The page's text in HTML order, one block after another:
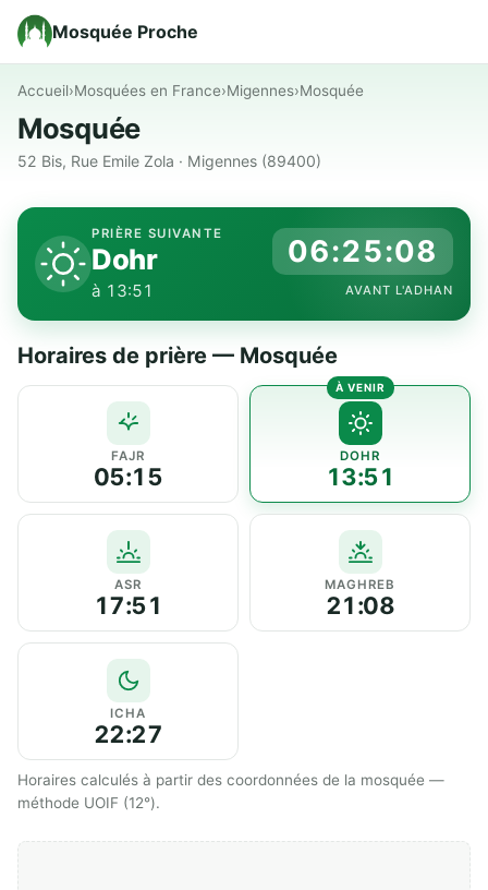
Mosquée Proche
Accueil›Mosquées en France›Migennes›Mosquée
Mosquée
52 Bis, Rue Emile Zola · Migennes (89400)
PRIÈRE SUIVANTE
Dohr
à 13:51
06:25:08
AVANT L'ADHAN
Horaires de prière — Mosquée
FAJR
05:15
DOHR
13:51
ASR
17:51
MAGHREB
21:08
ICHA
22:27
Horaires calculés à partir des coordonnées de la mosquée —
méthode UOIF (12°).